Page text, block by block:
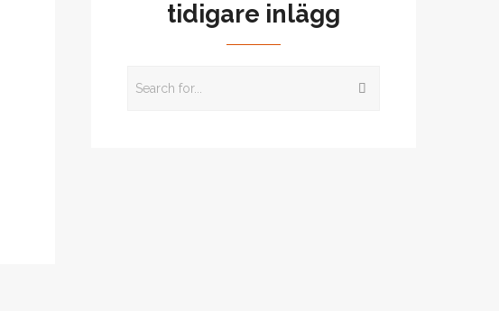
tidigare inlägg